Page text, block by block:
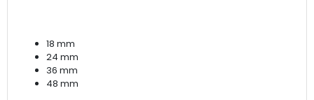
18 mm
24 mm
36 mm
48 mm